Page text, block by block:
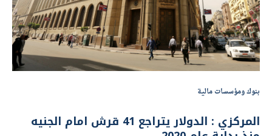
بنوك ومؤسسات مالية
المركزي : الدولار يتراجع 41 قرش امام الجنيه